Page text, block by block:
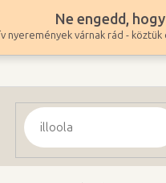
Ne engedd,
nyeremények várnak rád -